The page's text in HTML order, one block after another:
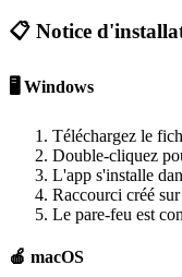
📋 Notice
🖥️ Windows
Téléchargez le
Double-cliquez
L'app s'installe
Raccourci créé
Le pare-feu est
🍎 macOS